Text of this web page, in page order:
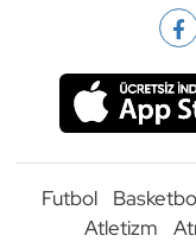
Futbol
Atletizm